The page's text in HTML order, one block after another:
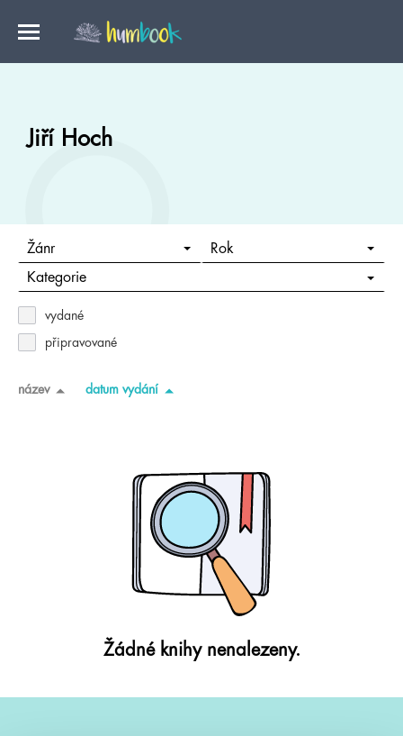
Jiří Hoch
Žánr Rok
Kategorie
vydané
připravované
název datum vydání
Žádné knihy nenalezeny.